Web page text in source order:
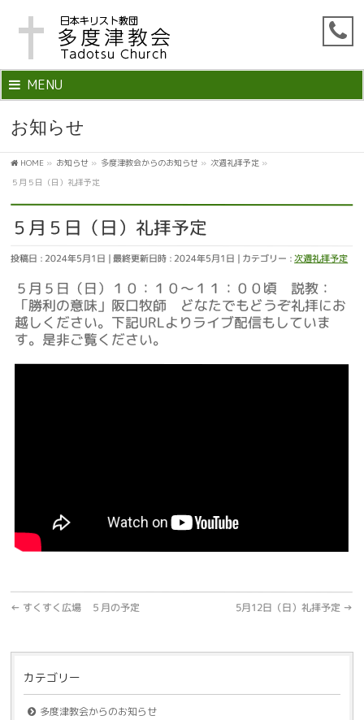
MENU
お知らせ
HOME » お知らせ » 多度津教会からのお知らせ » 次週礼拝予定 »
５月５日（日）礼拝予定
５月５日（日）礼拝予定
投稿日 : 2024年5月1日 最終更新日時 : 2024年5月1日 カテゴリー :次週礼拝予定
５月５日（日）１０：１０～１１：００頃 説教：
「勝利の意味」阪口牧師 どなたでもどうぞ礼拝にお
越しください。下記URLよりライブ配信もしていま
す。是非ご覧ください。
← すくすく広場 ５月の予定 5月12日（日）礼拝予定 →
カテゴリー
多度津教会からのお知らせ